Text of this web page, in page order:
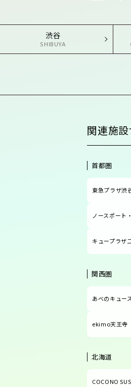
渋谷
SHIBUYA
関連施
首都圏
東急プラザ渋
ノースポート
キュープラザ
関西圏
あべのキュー
ekimo天王寺
北海道
COCONO